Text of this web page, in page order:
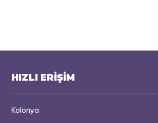
HIZLI ERİŞİM
Kolonya